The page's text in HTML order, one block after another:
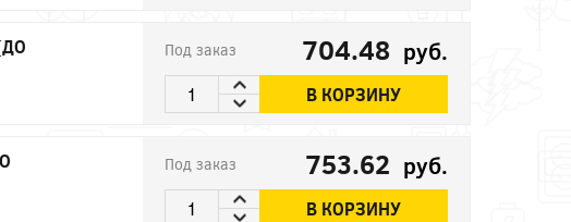
Под заказ 704.48 руб.
В КОРЗИНУ
Под заказ 753.62 руб.
В КОРЗИНУ